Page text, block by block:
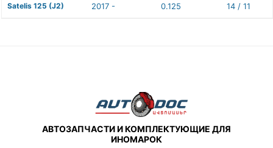
Satelis 125 (J2) 2017 - 0.125 14 / 11
АВТОЗАПЧАСТИ И КОМПЛЕКТУЮЩИЕ ДЛЯ
ИНОМАРОК